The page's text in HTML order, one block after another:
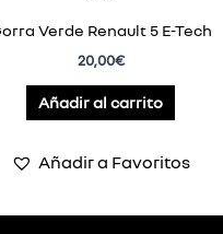
Verde Renault 5 E-Tech
20,00€
Añadir al carrito
Añadir a Favoritos